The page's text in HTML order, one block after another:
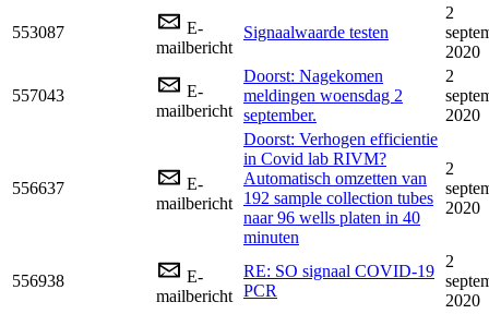
553087
E-
mailbericht
Signaalwaarde testen
2
2020
557043
E-
mailbericht
Doorst: Nagekomen
meldingen woensdag 2
september.
2
2020
556637
E-
mailbericht
Doorst: Verhogen efficientie
in Covid lab RIVM?
Automatisch omzetten van
192 sample collection tubes
naar 96 wells platen in 40
minuten
2
2020
556938
E-
mailbericht
RE: SO signaal COVID-19
PCR
2
2020